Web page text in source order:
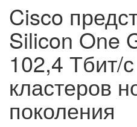
Cisco
Silicon One
102,4 Тбит/
кластеров
поколения